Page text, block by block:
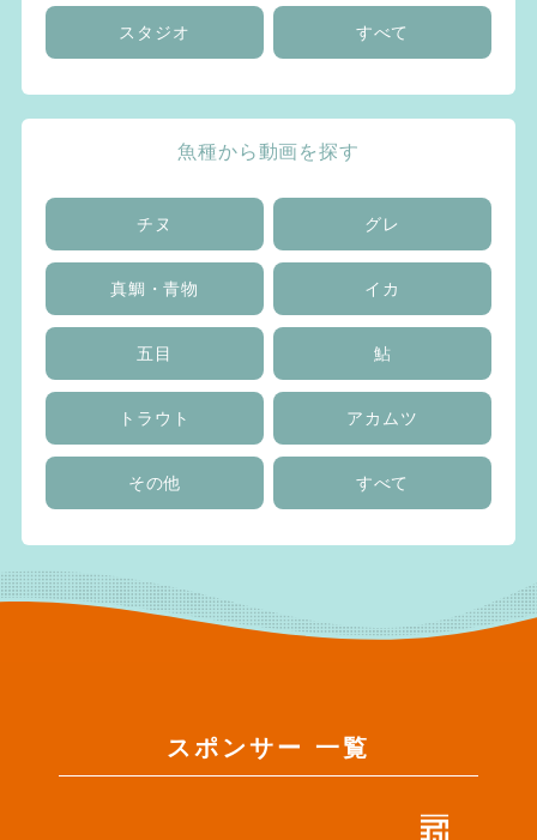
スタジオ すべて
魚種から動画を探す
チヌ グレ
真鯛・青物 イカ
五目 鮎
トラウト アカムツ
その他 すべて
スポンサー 一覧